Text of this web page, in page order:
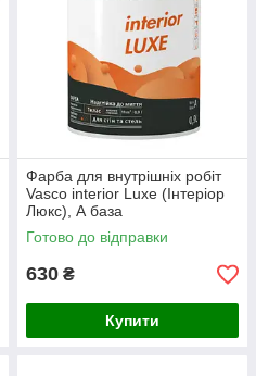
Фарба для внутрішніх робіт
Vasco interior Luxe (Інтеріор
Люкс), А база
Готово до відправки
630 ₴
Купити